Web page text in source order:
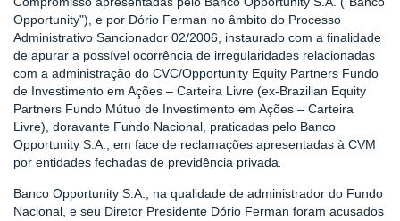
Opportunity"), e por Dório Ferman no âmbito do Processo
Administrativo Sancionador 02/2006, instaurado com a finalidade
de apurar a possível ocorrência de irregularidades relacionadas
com a administração do CVC/Opportunity Equity Partners Fundo
de Investimento em Ações – Carteira Livre (ex-Brazilian Equity
Partners Fundo Mútuo de Investimento em Ações – Carteira
Livre), doravante Fundo Nacional, praticadas pelo Banco
Opportunity S.A., em face de reclamações apresentadas à CVM
por entidades fechadas de previdência privada
Banco Opportunity S.A., na qualidade de administrador do Fundo
Nacional, e seu Diretor Presidente Dório Ferman foram acusados